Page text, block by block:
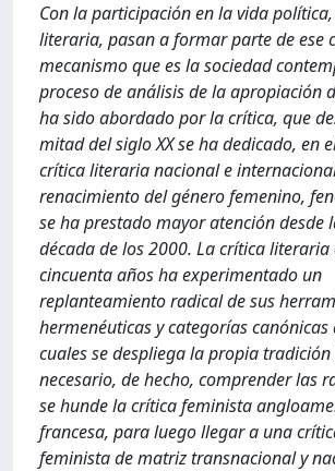
Con la participación en la vida
literaria, pasan a formar parte de ese
mecanismo que es la sociedad
proceso de análisis de la apropiación
ha sido abordado por la crítica, que
mitad del siglo XX se ha dedicado, en
crítica literaria nacional e
renacimiento del género femenino,
se ha prestado mayor atención desde
década de los 2000. La crítica
cincuenta años ha experimentado un
replanteamiento radical de sus
hermenéuticas y categorías canónicas
cuales se despliega la propia
necesario, de hecho, comprender las
se hunde la crítica feminista
francesa, para luego llegar a una
feminista de matriz transnacional y